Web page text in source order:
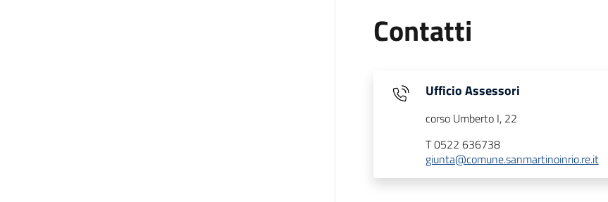
Contatti
Ufficio Assessori
corso Umberto I, 22
T 0522 636738
giunta@comune.sanmartinoinrio.re.it